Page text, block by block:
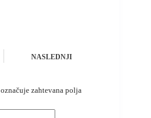
NASLEDNJI
označuje zahtevana polja